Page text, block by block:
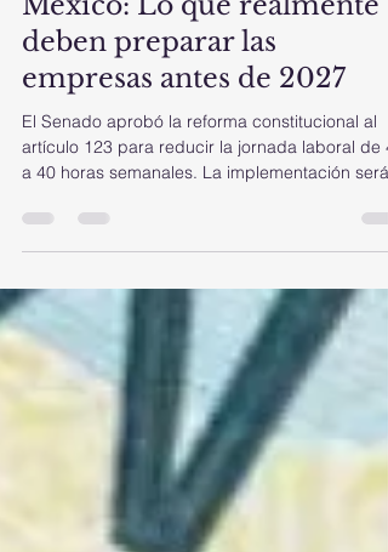
Reforma de 40 horas en
México: Lo que realmente
deben preparar las
empresas antes de 2027
El Senado aprobó la reforma constitucional al
a 40 horas semanales. La implementación será
gradual a partir de 2027, con una disminución
aún falta la aprobación de la Cámara de
Diputados, el cambio ya es inminente. Para las
empresas formales en México, esto no es solo
una modificación legal: es una reestructura
operativa y financiera obligatoria. En ECPACSA